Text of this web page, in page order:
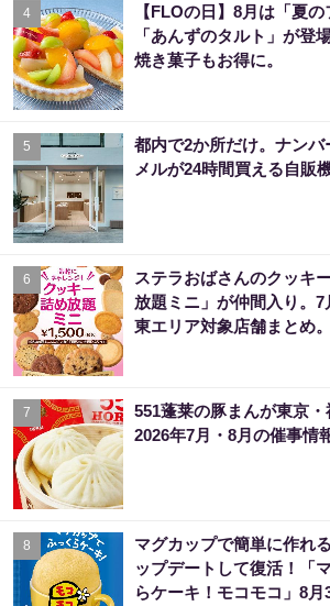
4
【FLOの日】8月は「夏
「あんずのタルト」が登
焼き菓子もお得に。
5
都内で2か所だけ。ナン
メルが24時間買える自販
6
ステラおばさんのクッキ
放題ミニ」が仲間入り。7
東エリア対象店舗まとめ。
7
551蓬莱の豚まんが東京・
2026年7月・8月の催事情
8
マグカップで簡単に作れ
ップデートして復活！「
らケーキ！モコモコ」8